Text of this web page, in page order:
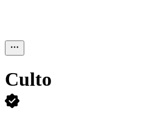
Culto